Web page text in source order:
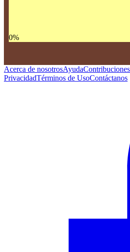
0%
Acerca de nosotrosAyudaContribuciones
PrivacidadTérminos de UsoContáctanos